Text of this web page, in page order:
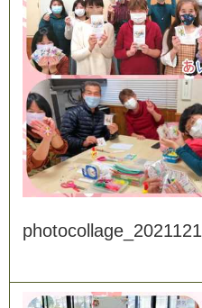
photoco age 2021121